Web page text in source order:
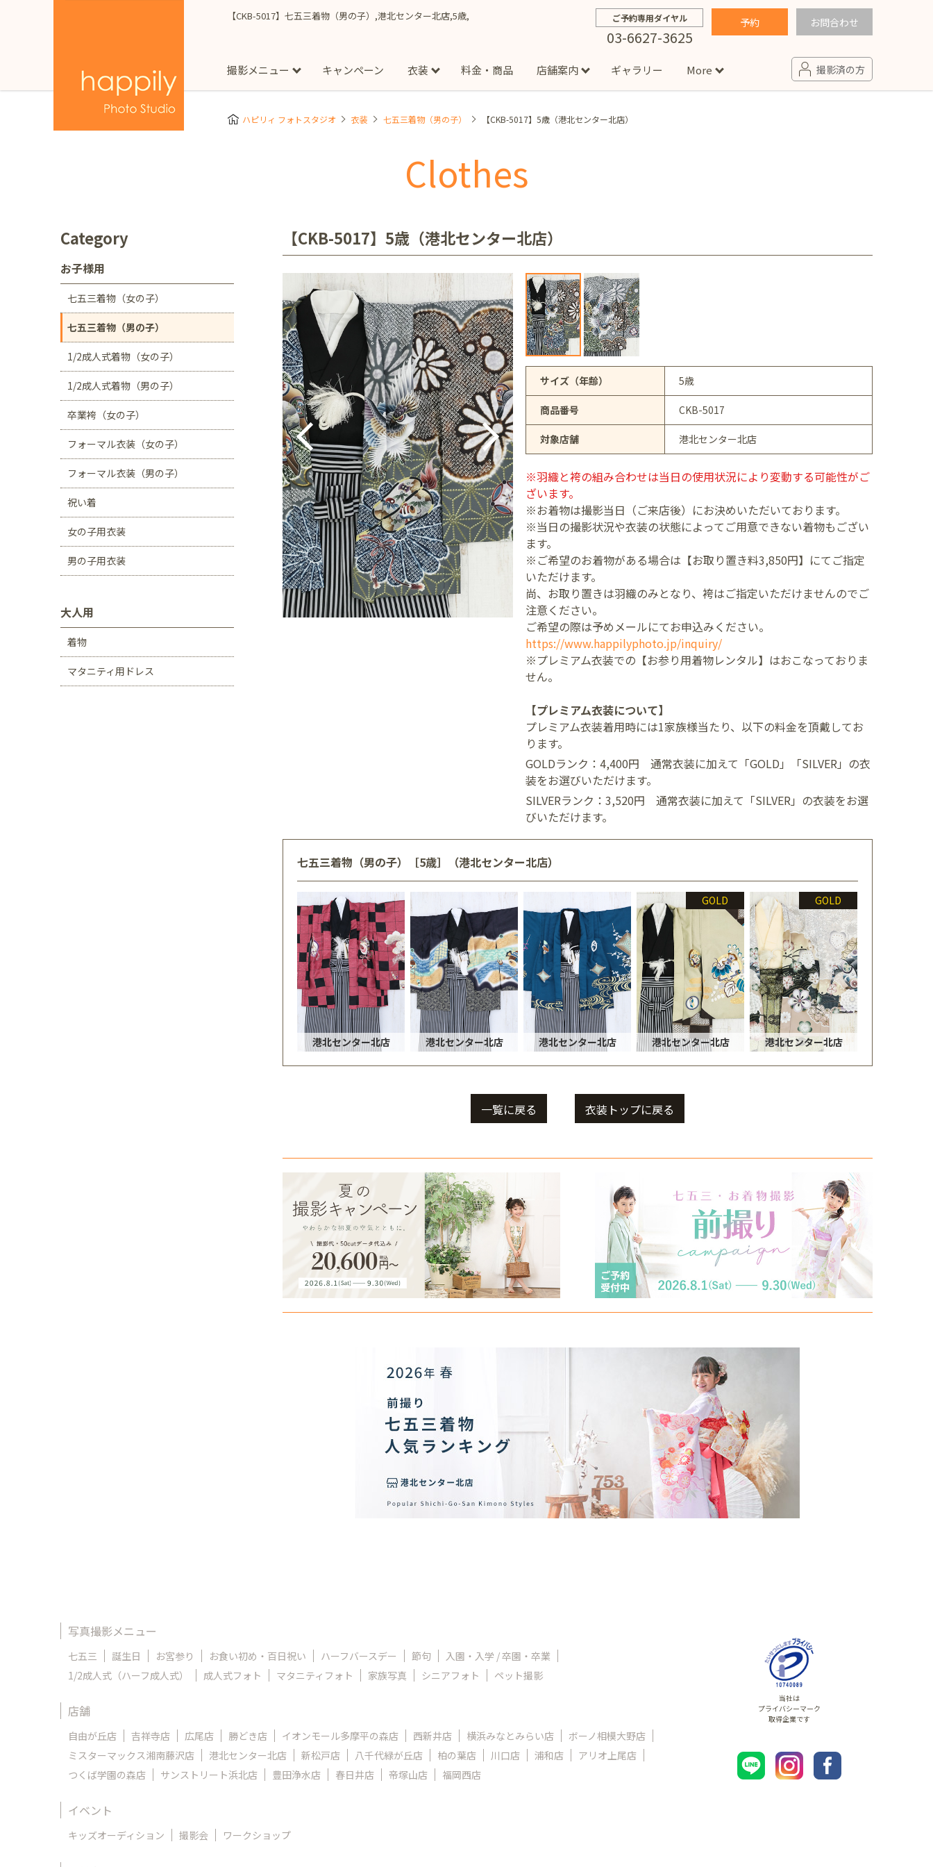
【CKB-5017】七五三着物（男の子）,港北センター北店,5歳, ご予約専用ダイヤル
03-6627-3625
予約 お問合わせ
撮影メニュー
スタジオ撮影
成人式フォト マタニティフォト
お宮参り 入園・入学／卒園・卒業 ファミリーフォト
キャンペーン 衣装
Clothes
七五三着物(男の子) 1/2成人式着物(女の子)
フォーマル衣装(男の子) 祝い着
マタニティ用ドレス
料金・商品 店舗案内
Store
吉祥寺店 イオンモール多摩平の森店
八千代緑が丘店 柏の葉店
浦和店 アリオ上尾店
つくば学園の森店
静岡県
サンストリート浜北店
春日井店
帝塚山店
福岡県
ギャラリー More
More
撮影済の方
ハピリィ フォトスタジオ 衣装 七五三着物（男の子） 【CKB-5017】5歳（港北センター北店）
Clothes
【CKB-5017】5歳（港北センター北店）
サイズ（年齢） 5歳
商品番号 CKB-5017
対象店舗 港北センター北店
※羽織と袴の組み合わせは当日の使用状況により変動する可能性がご
ざいます。
※お着物は撮影当日（ご来店後）にお決めいただいております。
※当日の撮影状況や衣装の状態によってご用意できない着物もござい
ます。
※ご希望のお着物がある場合は【お取り置き料3,850円】にてご指定
いただけます。
尚、お取り置きは羽織のみとなり、袴はご指定いただけませんのでご
注意ください。
ご希望の際は予めメールにてお申込みください。
https://www.happilyphoto.jp/inquiry/
※プレミアム衣装での【お参り用着物レンタル】はおこなっておりま
せん。
【プレミアム衣装について】
プレミアム衣装着用時には1家族様当たり、以下の料金を頂戴してお
ります。
GOLDランク：4,400円 通常衣装に加えて「GOLD」「SILVER」の衣
装をお選びいただけます。
SILVERランク：3,520円 通常衣装に加えて「SILVER」の衣装をお選
びいただけます。
七五三着物（男の子）［5歳］（港北センター北店）
港北センター北店 港北センター北店 港北センター北店
GOLD
港北センター北店
GOLD
港北センター北店
一覧に戻る 衣装トップに戻る
Category
お子様用
七五三着物（女の子）
七五三着物（男の子）
1/2成人式着物（女の子）
1/2成人式着物（男の子）
卒業袴（女の子）
フォーマル衣装（女の子）
フォーマル衣装（男の子）
祝い着
女の子用衣装
男の子用衣装
大人用
着物
マタニティ用ドレス
写真撮影メニュー
七五三 誕生日 お宮参り お食い初め・百日祝い ハーフバースデー 節句
入園・入学 / 卒園・卒業
1/2成人式（ハーフ成人式）
成人式フォト マタニティフォト 家族写真 シニアフォト ペット撮影
店舗
自由が丘店 吉祥寺店 広尾店 勝どき店 イオンモール多摩平の森店 西新井店 横浜みなとみらい店
ボーノ相模大野店
ミスターマックス湘南藤沢店
港北センター北店 新松戸店 八千代緑が丘店 柏の葉店 川口店 浦和店
アリオ上尾店
つくば学園の森店
サンストリート浜北店 豊田浄水店 春日井店 帝塚山店 福岡西店
イベント
キッズオーディション 撮影会 ワークショップ
当社は
プライバシーマーク
取得企業です